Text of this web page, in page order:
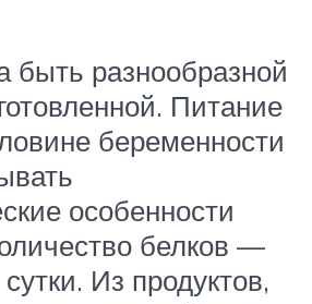
разнообразной
Питание
беременности
особенности
белков —
Из продуктов,